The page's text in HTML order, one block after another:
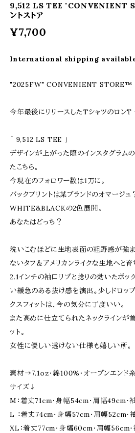
9,512 LS TEE "CONVENIENT
ントストア
¥7,700
International shipping
"2025FW" CONVENIENT STORE™
今年最後にリリースしたTシャツのロン
「 9,512 LS TEE 」
デザインが上がった際のインスタグラム
たこちら。
今現在のフォロワー数は1万に。
バックプリントは某ブランドのオマージュ
WHITE&BLACKの2色展開。
あなたはどっち？
洗いこむほどに生地表面の粗野感が強
ないタフ＆アメリカンライクな生地へと育
2.1インチの袖口リブと捻りの効いたボッ
い緩急のある抜け感を演出。少しドロッ
クスフィットは、今の気分に丁度いい。
また高めに仕立てられたネックラインが
ット。
女性に優しい透けない仕様も嬉しい所。
素材→7.1oz・綿100%・オープンエンド糸
サイズ↓
M：着丈71cm・身幅54cm・肩幅49cm・
L ：着丈74cm・身幅57cm・肩幅52cm・
XL：着丈77cm・身幅60cm・肩幅56cm